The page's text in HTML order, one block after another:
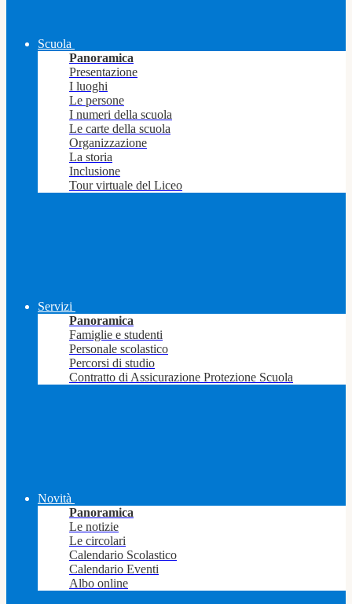
Scuola
Panoramica
Presentazione
I luoghi
Le persone
I numeri della scuola
Le carte della scuola
Organizzazione
La storia
Inclusione
Tour virtuale del Liceo
Servizi
Panoramica
Famiglie e studenti
Personale scolastico
Percorsi di studio
Contratto di Assicurazione Protezione Scuola
Novità
Panoramica
Le notizie
Le circolari
Calendario Scolastico
Calendario Eventi
Albo online